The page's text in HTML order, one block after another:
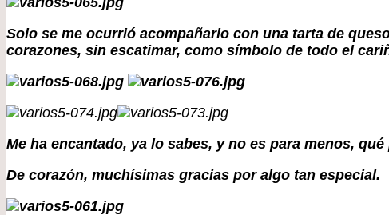
Solo se me ocurrió acompañarlo con una tarta de
corazones, sin escatimar, como símbolo de todo el
Me ha encantado, ya lo sabes, y no es para menos,
De corazón, muchísimas gracias por algo tan especial.